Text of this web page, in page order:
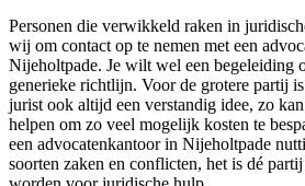
Personen die verwikkeld raken in
wij om contact op te nemen met een
Nijeholtpade. Je wilt wel een begeleiding
generieke richtlijn. Voor de grotere partij
jurist ook altijd een verstandig idee, zo
helpen om zo veel mogelijk kosten te
een advocatenkantoor in Nijeholtpade
soorten zaken en conflicten, het is dé